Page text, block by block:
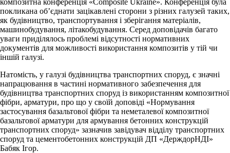
покликана об’єднати зацікавлені сторони з різних галузей таких,
як будівництво, транспортування і зберігання матеріалів,
машинобудування, літакобудування. Серед доповідачів багато
уваги приділялось проблемі відсутності нормативних
документів для можливості використання композитів у тій чи
іншій галузі.
Натомість, у галузі будівництва транспортних споруд, є значні
напрацювання в частині нормативного забезпечення для
будівництва транспортних споруд із використанням композитної
фібри, арматури, про що у своїй доповіді «Нормування
застосування базальтової фібри та неметалевої композитної
базальтової арматури для армування бетонних конструкцій
транспортних споруд» зазначив завідувач відділу транспортних
споруд та цементобетонних конструкцій ДП «ДерждорНДІ»
Бабяк Ігор.